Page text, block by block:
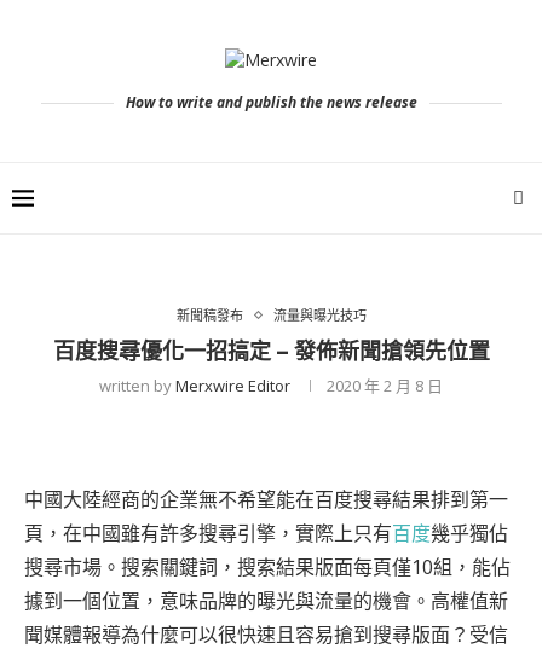
How to write and publish the news release
新聞稿發布 流量與曝光技巧
百度搜尋優化一招搞定 – 發佈新聞搶領先位置
written byMerxwire Editor 2020 年 2 月 8 日
中國大陸經商的企業無不希望能在百度搜尋結果排到第一
頁，在中國雖有許多搜尋引擎，實際上只有百度幾乎獨佔
搜尋市場。搜索關鍵詞，搜索結果版面每頁僅10組，能佔
據到一個位置，意味品牌的曝光與流量的機會。高權值新
聞媒體報導為什麼可以很快速且容易搶到搜尋版面？受信